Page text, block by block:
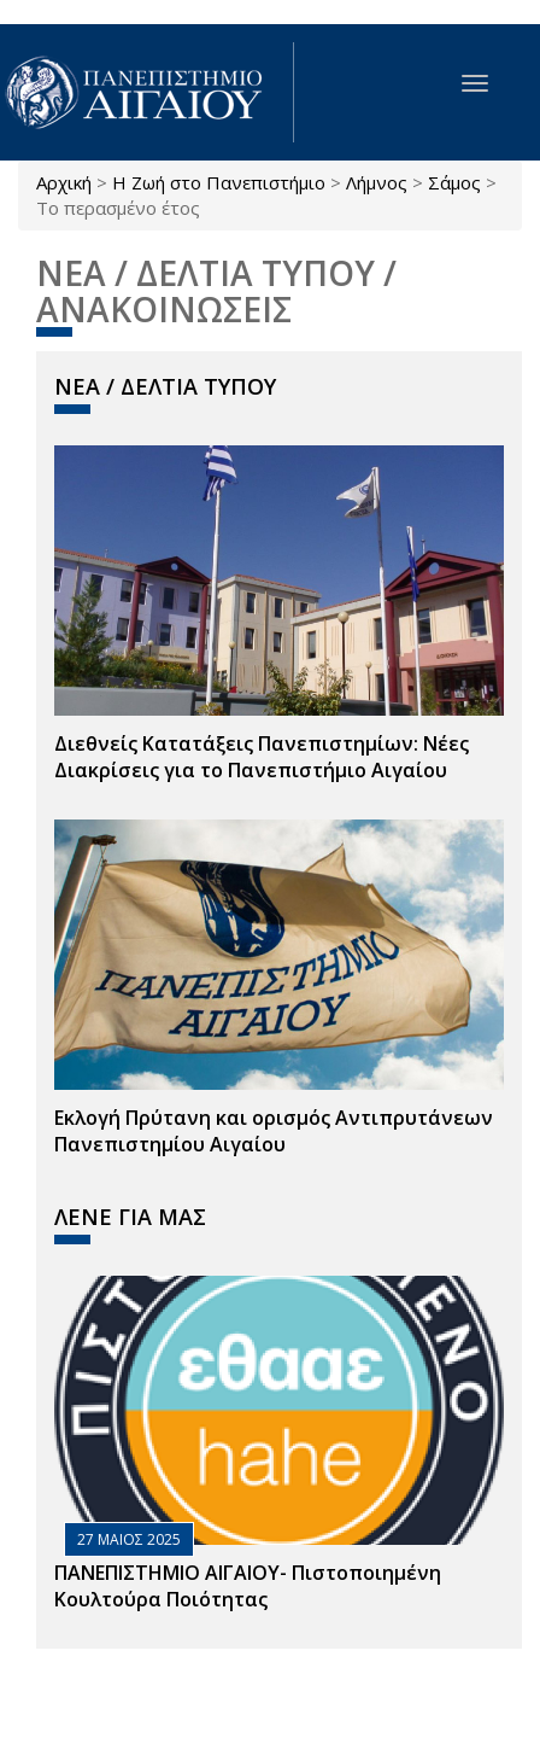
Παράκαμψη προς το κυρίως περιεχόμενο
Toggle
Είστε εδώ
Αρχική > Η Ζωή στο Πανεπιστήμιο > Λήμνος > Σάμος >
Το περασμένο έτος
ΝΕΑ / ΔΕΛΤΙΑ ΤΥΠΟΥ /
ΑΝΑΚΟΙΝΩΣΕΙΣ
ΝΕΑ / ΔΕΛΤΙΑ ΤΥΠΟΥ
Διεθνείς Κατατάξεις Πανεπιστημίων: Νέες
Διακρίσεις για το Πανεπιστήμιο Αιγαίου
Εκλογή Πρύτανη και ορισμός Αντιπρυτάνεων
Πανεπιστημίου Αιγαίου
ΛΕΝΕ ΓΙΑ ΜΑΣ
27 ΜΑΙΟΣ 2025
ΠΑΝΕΠΙΣΤΗΜΙΟ ΑΙΓΑΙΟΥ- Πιστοποιημένη
Κουλτούρα Ποιότητας